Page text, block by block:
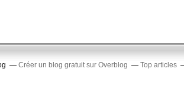
Créer un blog gratuit sur Overblog Top articles